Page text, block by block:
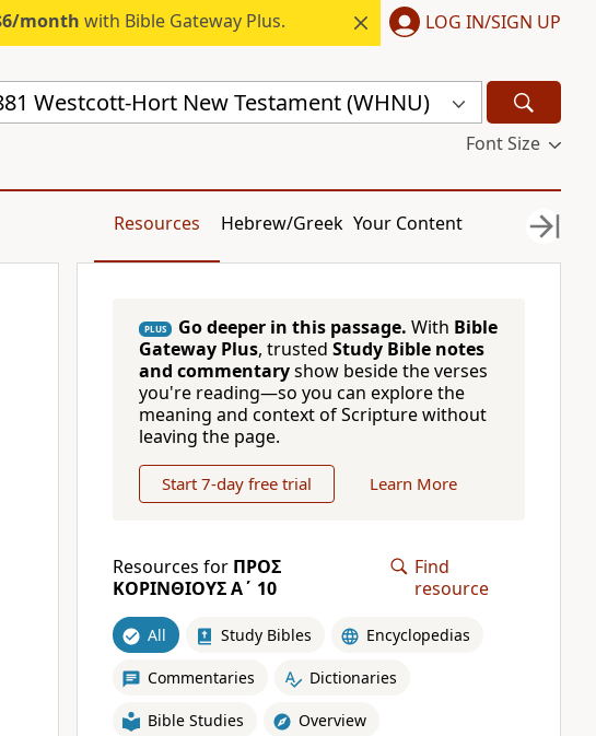
month with Bible Gateway Plus. LOG IN/SIGN UP
Westcott-Hort New Testament (WHNU)
Font Size
Resources Hebrew/Greek Your Content
PLUS Go deeper in this passage. With Bible
Gateway Plus, trusted Study Bible notes
and commentaryshow beside the verses
you're reading—so you can explore the
meaning and context of Scripture without
leaving the page.
Start 7-day free trial Learn More
Resources for ΠΡΟΣ
ΚΟΡΙΝΘΙΟΥΣ Α΄ 10
Find
resource
All Study Bibles Encyclopedias
Commentaries Dictionaries
Bible Studies Overview